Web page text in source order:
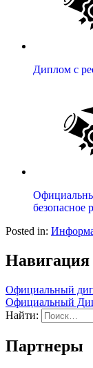
Диплом с
безопасное
Posted in:
Навигация
Официальный
Официальный
Найти:
Партнеры